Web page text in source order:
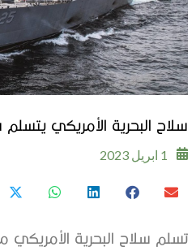
سلاح البحرية الأمريكي
1 ابريل 2023
تسلم سلاح البحرية الأمريكي